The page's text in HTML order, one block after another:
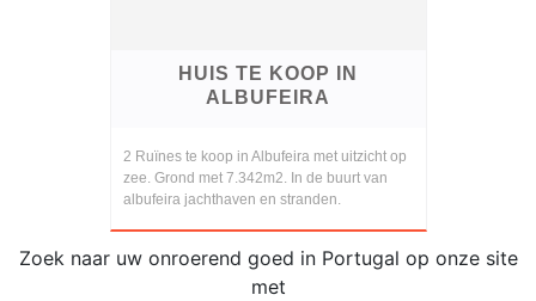
HUIS TE KOOP IN
ALBUFEIRA
2 Ruïnes te koop in Albufeira met uitzicht op
zee. Grond met 7.342m2. In de buurt van
albufeira jachthaven en stranden.
Zoek naar uw onroerend goed in Portugal op onze site
met